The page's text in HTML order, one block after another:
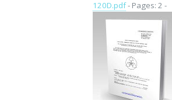
120D.pdf- Pages: 2 -